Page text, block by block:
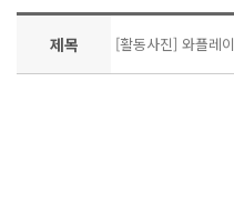
제목 [활동사진] 와플레이